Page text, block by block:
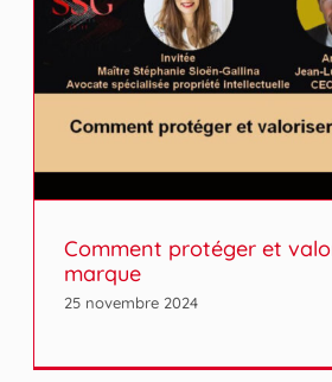
Comment protéger et
marque
25 novembre 2024